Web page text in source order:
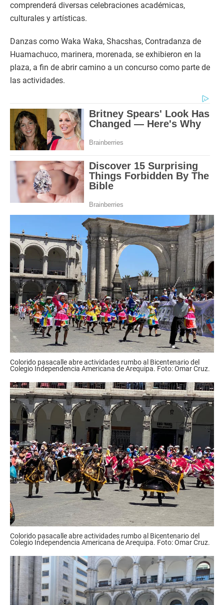
comprenderá diversas celebraciones académicas,
culturales y artísticas.
Danzas como Waka Waka, Shacshas, Contradanza de
Huamachuco, marinera, morenada, se exhibieron en la
plaza, a fin de abrir camino a un concurso como parte de
las actividades.
Colorido pasacalle abre actividades rumbo al Bicentenario del
Colegio Independencia Americana de Arequipa. Foto: Omar Cruz.
Colorido pasacalle abre actividades rumbo al Bicentenario del
Colegio Independencia Americana de Arequipa. Foto: Omar Cruz.